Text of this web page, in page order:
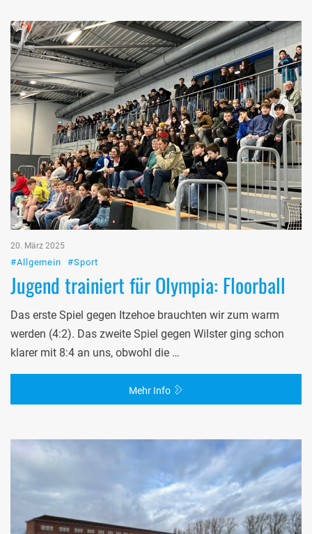
20. März 2025
#Allgemein #Sport
Jugend trainiert für Olympia: Floorball
Das erste Spiel gegen Itzehoe brauchten wir zum warm
werden (4:2). Das zweite Spiel gegen Wilster ging schon
klarer mit 8:4 an uns, obwohl die …
Mehr Info